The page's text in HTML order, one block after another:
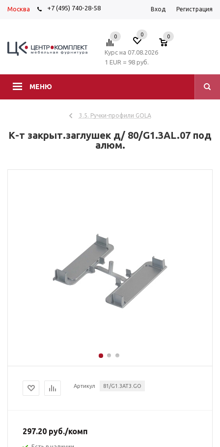
Москва +7 (495) 740-28-58 Вход Регистрация
МЕНЮ
0 0 0
Курс на 07.08.2026
1 EUR = 98 руб.
3.5. Ручки-профили GOLA
К-т закрыт.заглушек д/ 80/G1.3AL.07 под
алюм.
Артикул 81/G1.3AT3.GO
297.20 руб./комп